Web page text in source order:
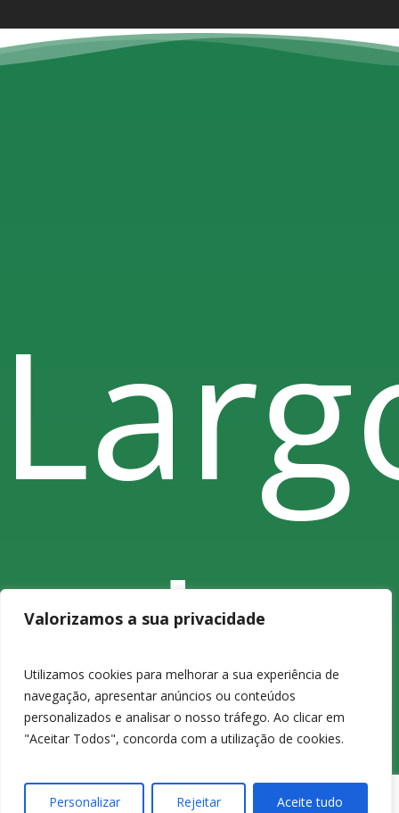
Valorizamos a sua privacidade
Utilizamos cookies para melhorar a sua experiência de
navegação, apresentar anúncios ou conteúdos
personalizados e analisar o nosso tráfego. Ao clicar em
"Aceitar Todos", concorda com a utilização de cookies.
Personalizar Rejeitar Aceite tudo
do